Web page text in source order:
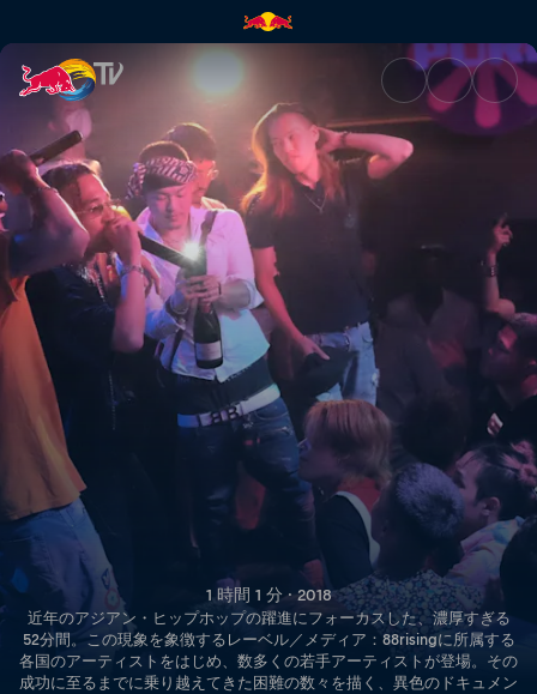
Asia Rising | Red Bull TV
1 時間 1 分 · 2018
近年のアジアン・ヒップホップの躍進にフォーカスした、濃厚すぎる
52分間。この現象を象徴するレーベル／メディア：88risingに所属する
各国のアーティストをはじめ、数多くの若手アーティストが登場。その
成功に至るまでに乗り越えてきた困難の数々を描く、異色のドキュメン